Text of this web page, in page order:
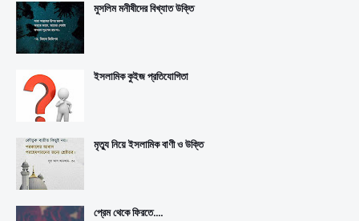
মুসলিম মনীষীদের বিখ্যাত উক্তি
ইসলামিক কুইজ প্রতিযোগিতা
মৃত্যু নিয়ে ইসলামিক বাণী ও উক্তি
প্রেম থেকে ফিরতে....